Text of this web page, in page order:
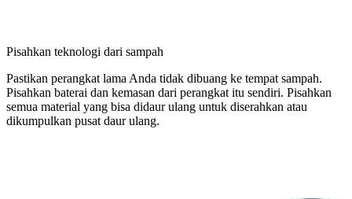
Pisahkan teknologi dari sampah
Pastikan perangkat lama Anda tidak dibuang ke tempat sampah.
Pisahkan baterai dan kemasan dari perangkat itu sendiri. Pisahkan
semua material yang bisa didaur ulang untuk diserahkan atau
dikumpulkan pusat daur ulang.